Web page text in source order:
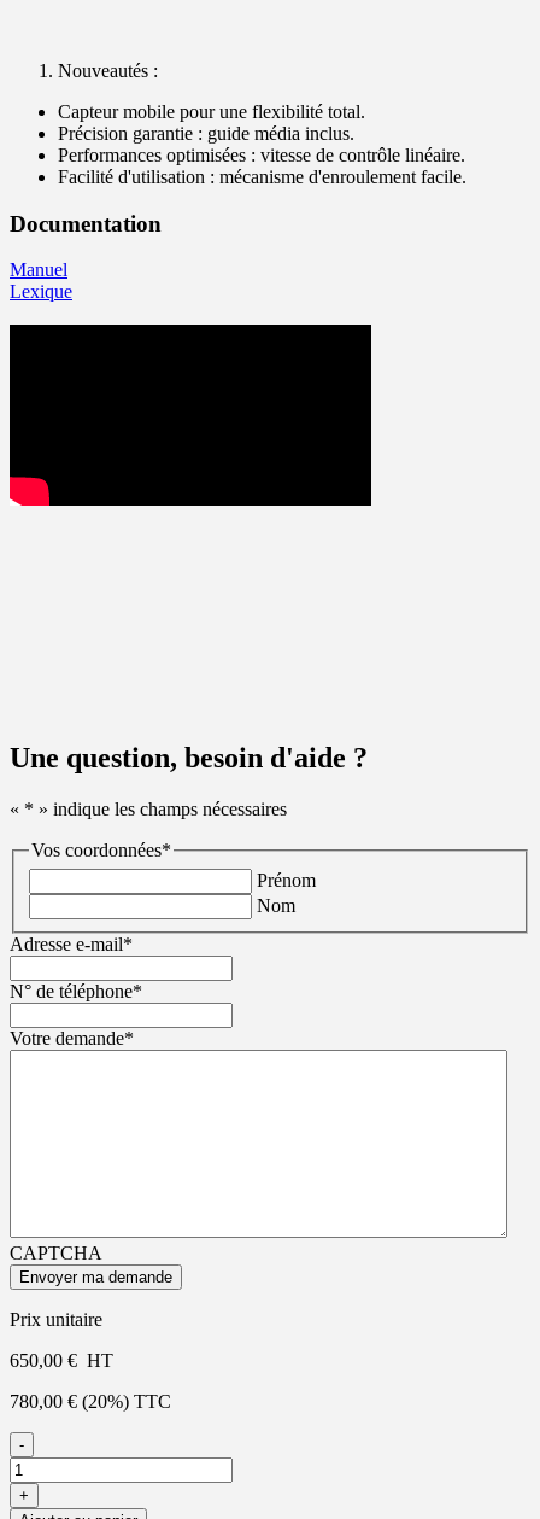
Nouveautés :
Capteur mobile pour une flexibilité total.
Précision garantie : guide média inclus.
Performances optimisées : vitesse de contrôle linéaire.
Facilité d'utilisation : mécanisme d'enroulement facile.
Documentation
Manuel
Lexique
Une question, besoin d'aide ?
« * » indique les champs nécessaires
Vos coordonnées*
Prénom
Nom
Adresse e-mail*
N° de téléphone*
Votre demande*
CAPTCHA
Prix unitaire
650,00 € HT
780,00 € (20%) TTC
-
+